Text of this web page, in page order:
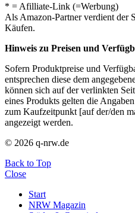
* = Afilliate-Link (=Werbung)
Als Amazon-Partner verdient der
Käufen.
Hinweis zu Preisen und
Sofern Produktpreise und
entsprechen diese dem
können sich auf der verlinkten
eines Produkts gelten die
zum Kaufzeitpunkt [auf der/den
angezeigt werden.
© 2026 q-nrw.de
Back to Top
Close
Start
NRW Magazin